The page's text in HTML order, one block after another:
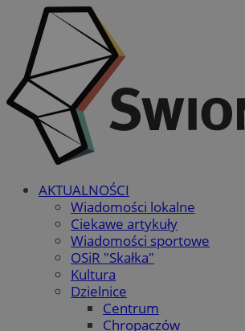
AKTUALNOŚCI
Wiadomości lokalne
Ciekawe artykuły
Wiadomości sportowe
OSiR "Skałka"
Kultura
Dzielnice
Centrum
Chropaczów